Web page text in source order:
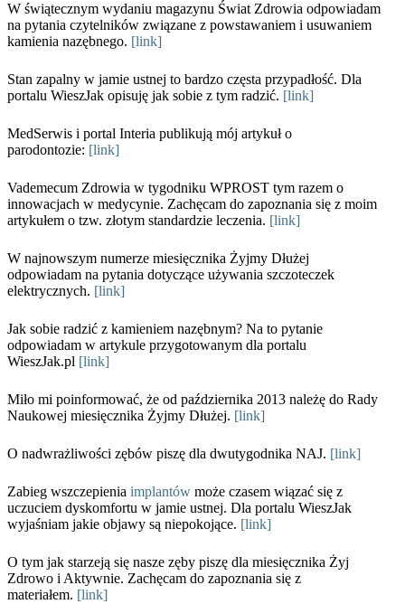
W świątecznym wydaniu magazynu Świat Zdrowia odpowiadam
na pytania czytelników związane z powstawaniem i usuwaniem
kamienia nazębnego. [link]
Stan zapalny w jamie ustnej to bardzo częsta przypadłość. Dla
portalu WieszJak opisuję jak sobie z tym radzić. [link]
MedSerwis i portal Interia publikują mój artykuł o
parodontozie: [link]
Vademecum Zdrowia w tygodniku WPROST tym razem o
innowacjach w medycynie. Zachęcam do zapoznania się z moim
artykułem o tzw. złotym standardzie leczenia. [link]
W najnowszym numerze miesięcznika Żyjmy Dłużej
odpowiadam na pytania dotyczące używania szczoteczek
elektrycznych. [link]
Jak sobie radzić z kamieniem nazębnym? Na to pytanie
odpowiadam w artykule przygotowanym dla portalu
WieszJak.pl [link]
Miło mi poinformować, że od października 2013 należę do Rady
Naukowej miesięcznika Żyjmy Dłużej. [link]
O nadwrażliwości zębów piszę dla dwutygodnika NAJ. [link]
Zabieg wszczepienia implantów może czasem wiązać się z
uczuciem dyskomfortu w jamie ustnej. Dla portalu WieszJak
wyjaśniam jakie objawy są niepokojące. [link]
O tym jak starzeją się nasze zęby piszę dla miesięcznika Żyj
Zdrowo i Aktywnie. Zachęcam do zapoznania się z
materiałem. [link]